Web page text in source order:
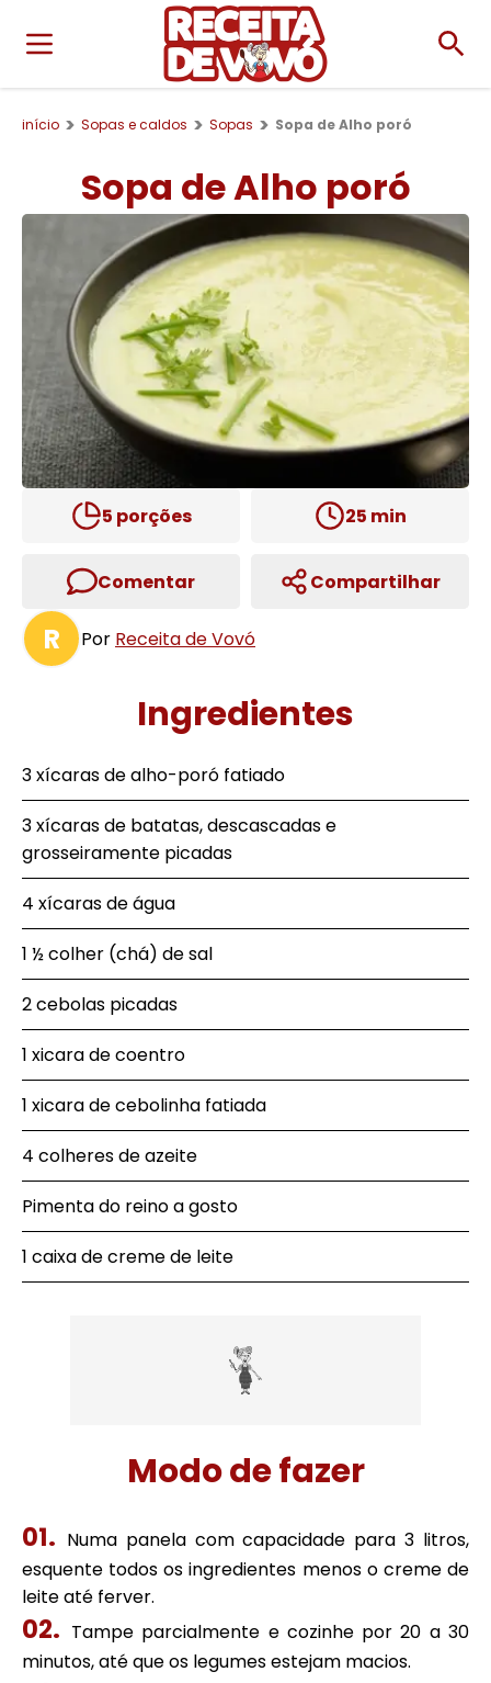
início Sopas e caldos Sopas Sopa de Alho poró
Sopa de Alho poró
5 porções 25 min
Comentar Compartilhar
R Por Receita de Vovó
Ingredientes
3 xícaras de alho-poró fatiado
3 xícaras de batatas, descascadas e
grosseiramente picadas
4 xícaras de água
1 ½ colher (chá) de sal
2 cebolas picadas
1 xicara de coentro
1 xicara de cebolinha fatiada
4 colheres de azeite
Pimenta do reino a gosto
1 caixa de creme de leite
Modo de fazer
Numa panela com capacidade para 3 litros,
esquente todos os ingredientes menos o creme de
leite até ferver.
Tampe parcialmente e cozinhe por 20 a 30
minutos, até que os legumes estejam macios.